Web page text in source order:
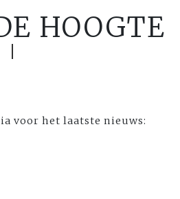
HOOGTE
voor het laatste nieuws: